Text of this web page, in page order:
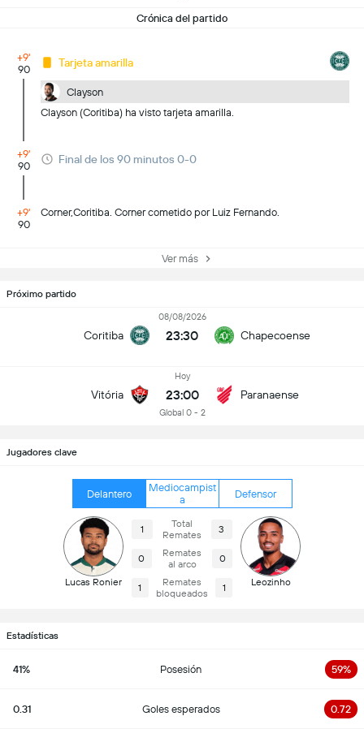
Crónica del partido
+9'
90
Tarjeta amarilla
Clayson
Clayson (Coritiba) ha visto tarjeta amarilla.
+9'
90
Final de los 90 minutos 0-0
+9'
90
Corner,Coritiba. Corner cometido por Luiz Fernando.
Ver más
Próximo partido
Coritiba
08/08/2026
23:30 Chapecoense
Vitória
Hoy
23:00
Global 0 - 2
Paranaense
Jugadores clave
Delantero
Mediocampist
a
Defensor
Lucas Ronier
1
Total
Remates
3
0
Remates
al arco
0
1
Remates
bloqueados
1 Leozinho
Estadísticas
41% Posesión 59%
0.31 Goles esperados 0.72